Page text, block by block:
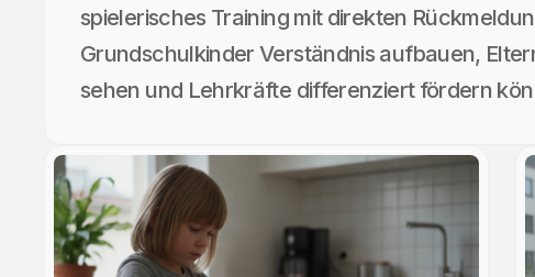
spielerisches Training mit direkten
Grundschulkinder Verständnis aufbauen,
sehen und Lehrkräfte differenziert fördern